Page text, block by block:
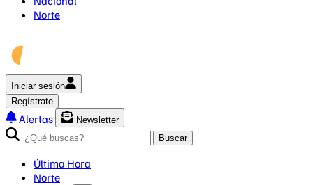
Norte
Iniciar sesión
Regístrate
Alertas
Newsletter
Buscar
Última Hora
Norte